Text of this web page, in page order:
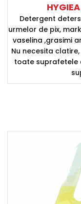
Detergent
urmelor de pix,
vaselina ,grasimi
Nu necesita
toate suprafetele